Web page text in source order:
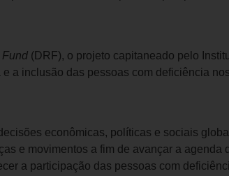
(DRF), o projeto capitaneado pelo
a inclusão das pessoas com deficiência
econômicas, políticas e sociais
e movimentos a fim de avançar a agenda
a participação das pessoas com